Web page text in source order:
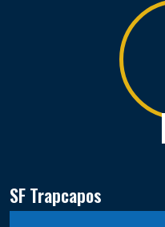
SF Trapcapos